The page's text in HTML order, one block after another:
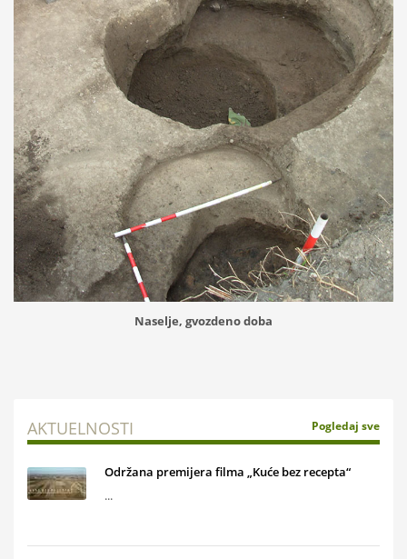
Naselje, gvozdeno doba
AKTUELNOSTI Pogledaj sve
Održana premijera filma „Kuće bez recepta“
...